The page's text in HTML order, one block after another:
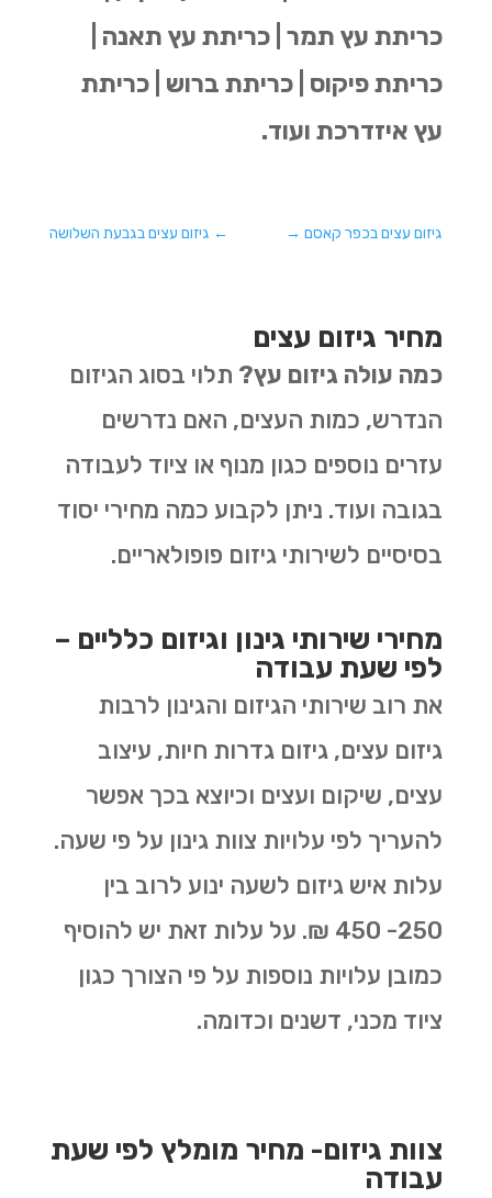
כריתת עץ תמר | כריתת עץ תאנה |
כריתת פיקוס | כריתת ברוש | כריתת
עץ איזדרכת ועוד.
← גיזום עצים בגבעת השלושה גיזום עצים בכפר קאסם→
מחיר גיזום עצים
כמה עולה גיזום עץ? תלוי בסוג הגיזום
הנדרש, כמות העצים, האם נדרשים
עזרים נוספים כגון מנוף או ציוד לעבודה
בגובה ועוד. ניתן לקבוע כמה מחירי יסוד
בסיסיים לשירותי גיזום פופולאריים.
מחירי שירותי גינון וגיזום כלליים –
לפי שעת עבודה
את רוב שירותי הגיזום והגינון לרבות
גיזום עצים, גיזום גדרות חיות, עיצוב
עצים, שיקום ועצים וכיוצא בכך אפשר
להעריך לפי עלויות צוות גינון על פי שעה.
עלות איש גיזום לשעה ינוע לרוב בין
250- 450 ₪. על עלות זאת יש להוסיף
כמובן עלויות נוספות על פי הצורך כגון
ציוד מכני, דשנים וכדומה.
צוות גיזום- מחיר מומלץ לפי שעת
עבודה